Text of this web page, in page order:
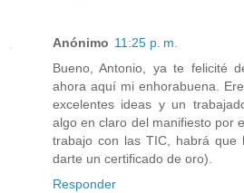
Anónimo 11:25 p. m.
Bueno, Antonio, ya te felicité
ahora aquí mi enhorabuena.
excelentes ideas y un
algo en claro del manifiesto por
trabajo con las TIC, habrá que
darte un certificado de oro).
Responder